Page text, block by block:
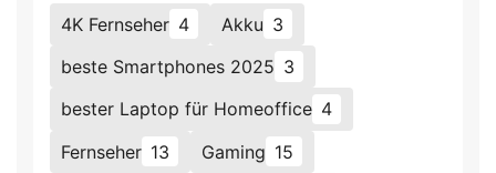
4K Fernseher 4 Akku 3
beste Smartphones 2025 3
bester Laptop für Homeoffice 4
Fernseher 13 Gaming 15